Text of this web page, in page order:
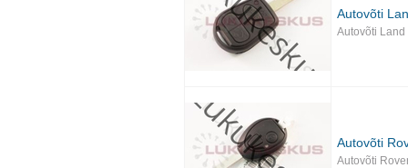
Autovõti
Autovõti
Autovõti
Autovõti